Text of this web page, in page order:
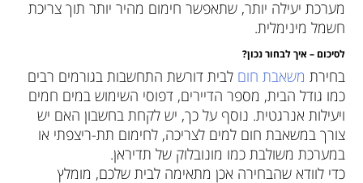
מערכת יעילה יותר, שתאפשר חימום מהיר יותר תוך צריכת
חשמל מינימלית.
לסיכום – איך לבחור נכון?
בחירת משאבת חום לבית דורשת התחשבות בגורמים רבים
כמו גודל הבית, מספר הדיירים, דפוסי השימוש במים חמים
ויעילות אנרגטית. נוסף על כך, יש לקחת בחשבון האם יש
צורך במשאבת חום למים לצריכה, לחימום תת-ריצפתי או
במערכת משולבת כמו מונובלוק של תדיראן.
כדי לוודא שהבחירה אכן מתאימה לבית שלכם, מומלץ